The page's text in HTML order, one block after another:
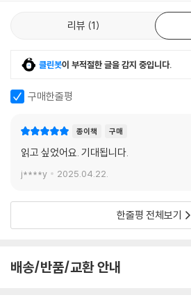
기 위하여 밀턴은 다른 인종과 자신의 출신
를 둠으로써 자신을 미국적 주체로 재구성하
밀턴은 흑인들을 경멸하고 배척하는 인종주
들을 주 고객으로 삼아 돈을 벌면서도 그들을
은 전혀 하지 않으며, 흑백 학교 인종 통합 정
려고 한다. 그러나 백인 부유층의 동네에 주
해자이기도 하다.
그러나 밀턴은 자신이 그리스계라는 이유로
이러한 미국 사회의 차별에 대해 항의하거나
칸드림의 성공 신화를 비판 없이 수용하고 있
어를 배우기는 했으나 거의 쓰지 않아 나중에
그는 구대륙의 종교에 대한 경멸과 반감을 노
을 신봉하는 문명화된 미국인임을 과시한다.
리뷰 1
클린봇이 부적절한 글을 감지 중입니다.
구매한줄평
종이책 구매
읽고 싶었어요. 기대됩니다.
j****y 2025.04.22.
한줄평 전체보기
배송/반품/교환 안내